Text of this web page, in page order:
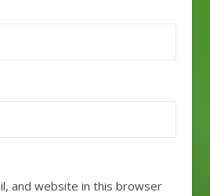
and website in this browser